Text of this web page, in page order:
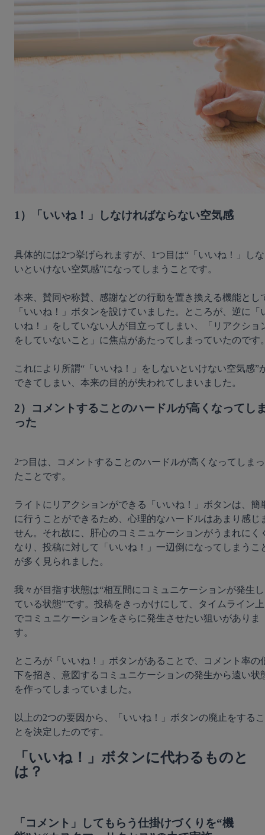
1）「いいね！」しなければならない空気感
具体的には2つ挙げられますが、1つ目は“「いいね！」しな
いといけない空気感”になってしまうことです。
本来、賛同や称賛、感謝などの行動を置き換える機能とし
「いいね！」ボタンを設けていました。ところが、逆に「
いね！」をしていない人が目立ってしまい、「リアクショ
をしていないこと」に焦点があたってしまっていたのです
これにより所謂“「いいね！」をしないといけない空気感”
2）コメントすることのハードルが高くなってし
った
2つ目は、コメントすることのハードルが高くなってしまっ
たことです。
ライトにリアクションができる「いいね！」ボタンは、簡
に行うことができるため、心理的なハードルはあまり感じ
せん。それ故に、肝心のコミニュケーションがうまれにく
なり、投稿に対して「いいね！」一辺倒になってしまうこ
が多く見られました。
我々が目指す状態は“相互間にコミュニケーションが発生し
ている状態”です。投稿をきっかけにして、タイムライン上
でコミュニケーションをさらに発生させたい狙いがありま
す。
ところが「いいね！」ボタンがあることで、コメント率の
下を招き、意図するコミュニケーションの発生から遠い状
を作ってしまっていました。
以上の2つの要因から、「いいね！」ボタンの廃止をするこ
「いいね！」ボタンに代わるものと
は？
「コメント」してもらう仕掛けづくりを“機